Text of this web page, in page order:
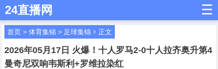
24直播网 ☰
首页> 体育集锦> 足球集锦 正文
2026年05月17日 火爆！十人罗马2-0十人拉齐奥升第4
曼奇尼双响韦斯利+罗维拉染红